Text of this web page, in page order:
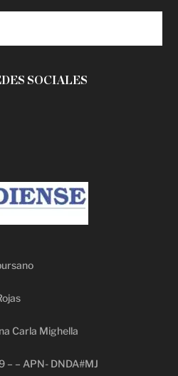
SOCIALES
Carla Mighella
– – APN- DNDA#MJ